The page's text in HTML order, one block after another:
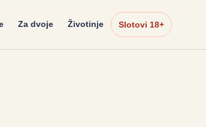
Za dvoje Životinje Slotovi 18+